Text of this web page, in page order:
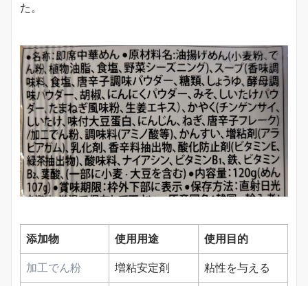
た。
添加物 使用用途 使用目的
加工でん粉 増粘安定剤 粘性を与える